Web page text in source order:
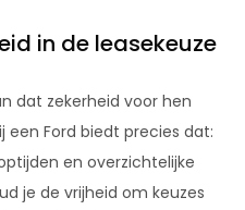
in de leasekeuze
dat zekerheid voor hen
een Ford biedt precies dat:
en overzichtelijke
je de vrijheid om keuzes